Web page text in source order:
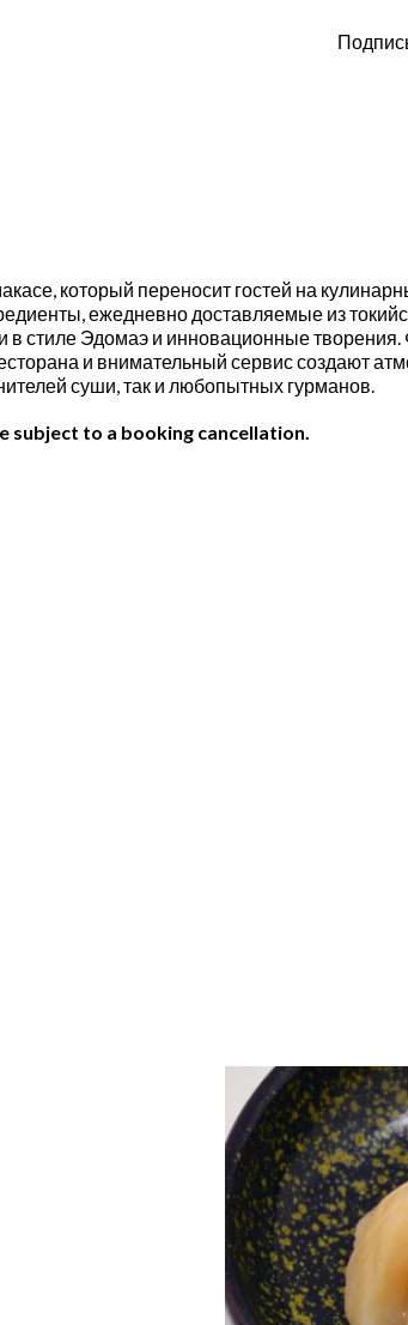
который переносит гостей на
ежедневно доставляемые из
в стиле Эдомаэ и инновационные
и внимательный сервис создают
суши, так и любопытных гурманов.
subject to a booking cancellation.